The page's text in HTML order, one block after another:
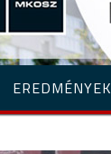
EREDMÉNYEK